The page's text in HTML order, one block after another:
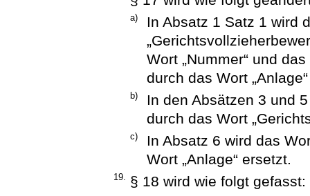
a)
In Absatz 1 Satz 1 wird
Wort „Nummer“ und
durch das Wort
b)
In den Absätzen 3 und
durch das Wort
c)
In Absatz 6 wird das
Wort „Anlage“ ersetzt.
19. § 18 wird wie folgt gefasst: